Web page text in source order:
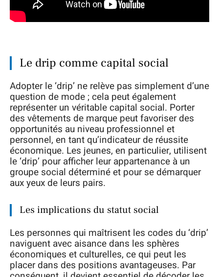
Le drip comme capital social
Adopter le ‘drip’ ne relève pas simplement d’une
question de mode ; cela peut également
représenter un véritable capital social. Porter
des vêtements de marque peut favoriser des
opportunités au niveau professionnel et
personnel, en tant qu’indicateur de réussite
économique. Les jeunes, en particulier, utilisent
le ‘drip’ pour afficher leur appartenance à un
groupe social déterminé et pour se démarquer
aux yeux de leurs pairs.
Les implications du statut social
Les personnes qui maîtrisent les codes du ‘drip’
naviguent avec aisance dans les sphères
économiques et culturelles, ce qui peut les
placer dans des positions avantageuses. Par